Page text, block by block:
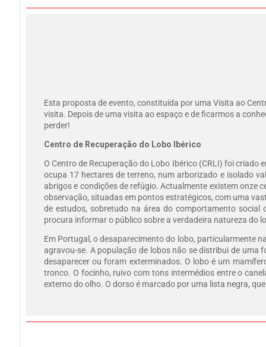
Esta proposta de evento, constituída por uma Visita ao
visita. Depois de uma visita ao espaço e de ficarmos a
perder!
Centro de Recuperação do Lobo Ibérico
O Centro de Recuperação do Lobo Ibérico (CRLI) foi criado
ocupa 17 hectares de terreno, num arborizado e isolado
abrigos e condições de refúgio. Actualmente existem onze
observação, situadas em pontos estratégicos, com uma
de estudos, sobretudo na área do comportamento social
procura informar o público sobre a verdadeira natureza do
Em Portugal, o desaparecimento do lobo, particularmente
agravou-se. A população de lobos não se distribui de
desaparecer ou foram exterminados. O lobo é um
tronco. O focinho, ruivo com tons intermédios entre o
externo do olho. O dorso é marcado por uma lista negra,